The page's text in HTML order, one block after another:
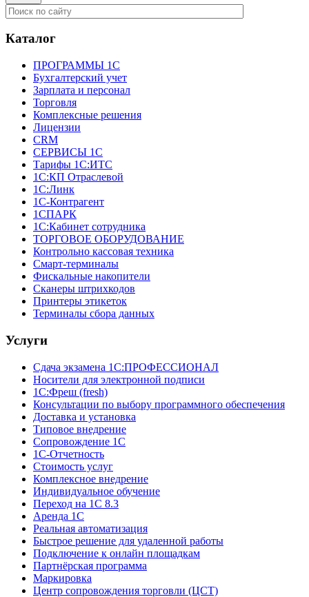
Каталог
ПРОГРАММЫ 1С
Бухгалтерский учет
Зарплата и персонал
Торговля
Комплексные решения
Лицензии
CRM
СЕРВИСЫ 1С
Тарифы 1С:ИТС
1С:КП Отраслевой
1С:Линк
1С-Контрагент
1СПАРК
1С:Кабинет сотрудника
ТОРГОВОЕ ОБОРУДОВАНИЕ
Контрольно кассовая техника
Смарт-терминалы
Фискальные накопители
Сканеры штрихкодов
Принтеры этикеток
Терминалы сбора данных
Услуги
Сдача экзамена 1С:ПРОФЕССИОНАЛ
Носители для электронной подписи
1С:Фреш (fresh)
Консультации по выбору программного обеспечения
Доставка и установка
Типовое внедрение
Сопровождение 1С
1С-Отчетность
Стоимость услуг
Комплексное внедрение
Индивидуальное обучение
Переход на 1С 8.3
Аренда 1С
Реальная автоматизация
Быстрое решение для удаленной работы
Подключение к онлайн площадкам
Партнёрская программа
Маркировка
Центр сопровождения торговли (ЦСТ)